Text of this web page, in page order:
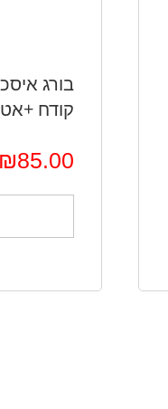
קודח +אטם (250 יח')
85.00